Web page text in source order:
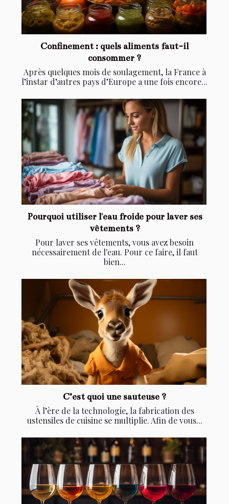
Confinement : quels aliments faut-il
consommer ?
Après quelques mois de soulagement, la France à
l’instar d’autres pays d’Europe a une fois encore...
Pourquoi utiliser l'eau froide pour laver ses
vêtements ?
Pour laver ses vêtements, vous avez besoin
nécessairement de l'eau. Pour ce faire, il faut
bien...
C’est quoi une sauteuse ?
À l’ère de la technologie, la fabrication des
ustensiles de cuisine se multiplie. Afin de vous...